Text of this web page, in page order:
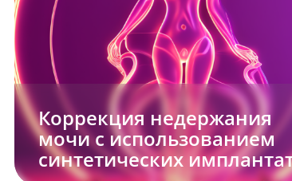
Коррекция недержания
мочи с использованием
синтетических